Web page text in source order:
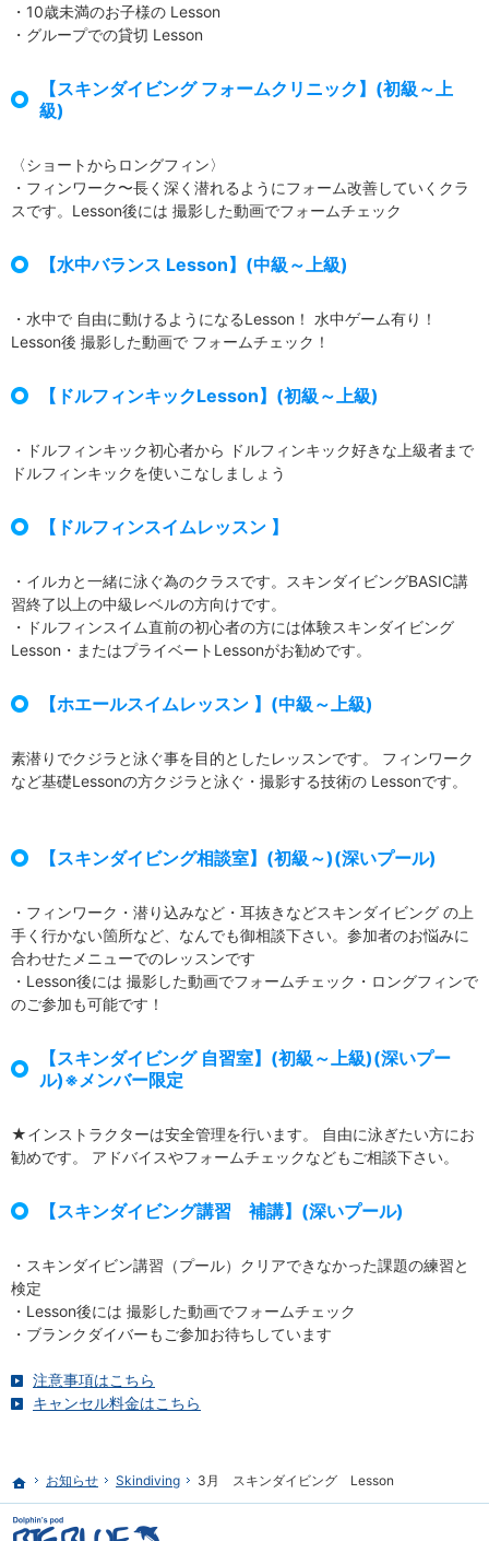
・10歳未満のお子様の Lesson
・グループでの貸切 Lesson
【スキンダイビング フォームクリニック】(初級～上
級)
〈ショートからロングフィン〉
・フィンワーク〜長く深く潜れるようにフォーム改善していくクラ
スです。Lesson後には 撮影した動画でフォームチェック
【水中バランス Lesson】(中級～上級)
・水中で 自由に動けるようになるLesson！ 水中ゲーム有り！
Lesson後 撮影した動画で フォームチェック！
【ドルフィンキックLesson】(初級～上級)
・ドルフィンキック初心者から ドルフィンキック好きな上級者まで
ドルフィンキックを使いこなしましょう
【ドルフィンスイムレッスン 】
・イルカと一緒に泳ぐ為のクラスです。スキンダイビングBASIC講
習終了以上の中級レベルの方向けです。
・ドルフィンスイム直前の初心者の方には体験スキンダイビング
Lesson・またはプライベートLessonがお勧めです。
【ホエールスイムレッスン 】(中級～上級)
素潜りでクジラと泳ぐ事を目的としたレッスンです。 フィンワーク
など基礎Lessonの方クジラと泳ぐ・撮影する技術の Lessonです。
【スキンダイビング相談室】(初級～)(深いプール)
・フィンワーク・潜り込みなど・耳抜きなどスキンダイビング の上
手く行かない箇所など、なんでも御相談下さい。参加者のお悩みに
合わせたメニューでのレッスンです
・Lesson後には 撮影した動画でフォームチェック・ロングフィンで
のご参加も可能です！
【スキンダイビング 自習室】(初級～上級)(深いプー
ル)※メンバー限定
★インストラクターは安全管理を行います。 自由に泳ぎたい方にお
勧めです。 アドバイスやフォームチェックなどもご相談下さい。
【スキンダイビング講習 補講】(深いプール)
・スキンダイビン講習（プール）クリアできなかった課題の練習と
検定
・Lesson後には 撮影した動画でフォームチェック
・ブランクダイバーもご参加お待ちしています
注意事項はこちら
キャンセル料金はこちら
ホーム
お知らせ Skindiving 3月 スキンダイビング Lesson